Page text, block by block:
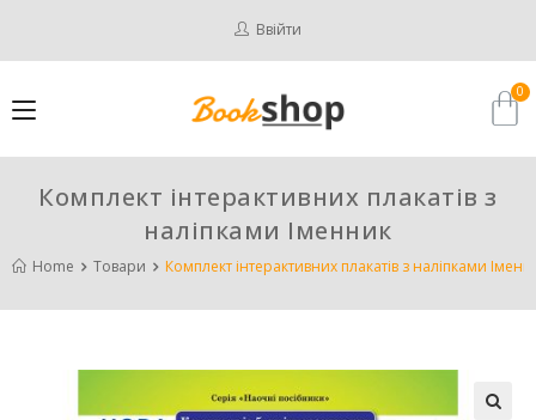
Ввійти
Комплект інтерактивних плакатів з
наліпками Іменник
Home Товари Комплект інтерактивних плакатів з наліпками